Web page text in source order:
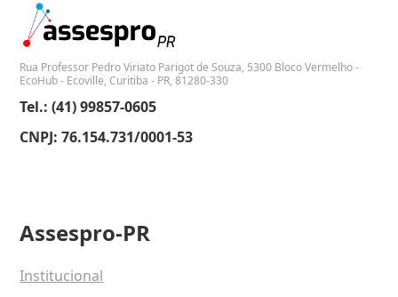
Rua Professor Pedro Viriato Parigot de Souza, 5300 Bloco Vermelho -
EcoHub - Ecoville, Curitiba - PR, 81280-330
Tel.: (41) 99857-0605
CNPJ: 76.154.731/0001-53
Assespro-PR
Institucional